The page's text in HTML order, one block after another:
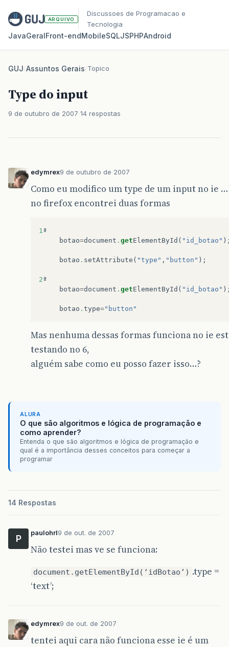
ARQUIVO
Discussoes de Programacao e
Tecnologia
JavaGeralFront‑endMobileSQLJSPHPAndroid
GUJ/Assuntos Gerais/Topico
Type do input
9 de outubro de 2007 14 respostas
edymrex9 de outubro de 2007
Como eu modifico um type de um input no ie
no firefox encontrei duas formas
1ª
botao=document . getElementById ( "id_botao"
botao . setAttribute ( "type" , "button" );
2ª
botao=document . getElementById ( "id_botao"
botao . type="button"
Mas nenhuma dessas formas funciona no ie
testando no 6,
alguém sabe como eu posso fazer isso…?
ALURA
O que são algoritmos e lógica de programação e
como aprender?
Entenda o que são algoritmos e lógica de programação e
qual é a importância desses conceitos para começar a
programar
14 Respostas
P
paulohrl9 de out. de 2007
Não testei mas ve se funciona:
document.getElementById(‘idBotao’) .type =
‘text’;
edymrex9 de out. de 2007
tentei aqui cara não funciona esse ie é um